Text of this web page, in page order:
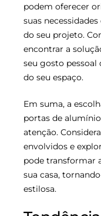
podem oferecer
suas
do seu projeto.
encontrar a
seu gosto pessoal
do seu espaço.
Em suma, a
portas de
atenção.
envolvidos e
pode transformar
sua casa,
estilosa.